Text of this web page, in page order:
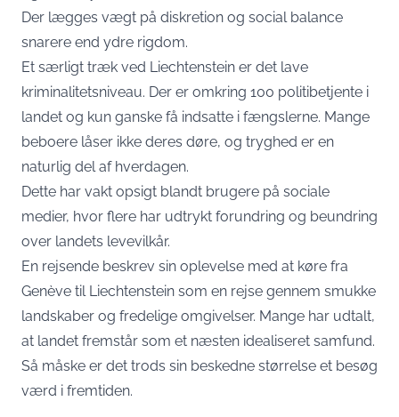
Der lægges vægt på diskretion og social balance
snarere end ydre rigdom.
Et særligt træk ved Liechtenstein er det lave
kriminalitetsniveau. Der er omkring 100 politibetjente i
landet og kun ganske få indsatte i fængslerne. Mange
beboere låser ikke deres døre, og tryghed er en
naturlig del af hverdagen.
Dette har vakt opsigt blandt brugere på sociale
medier, hvor flere har udtrykt forundring og beundring
over landets levevilkår.
En rejsende beskrev sin oplevelse med at køre fra
Genève til Liechtenstein som en rejse gennem smukke
landskaber og fredelige omgivelser. Mange har udtalt,
at landet fremstår som et næsten idealiseret samfund.
Så måske er det trods sin beskedne størrelse et besøg
værd i fremtiden.